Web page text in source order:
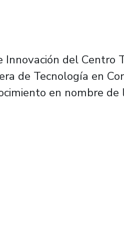
del Centro
de Tecnología en
en nombre de
de tratamiento de